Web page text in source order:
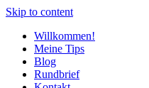
Skip to content
Willkommen!
Meine Tips
Blog
Rundbrief